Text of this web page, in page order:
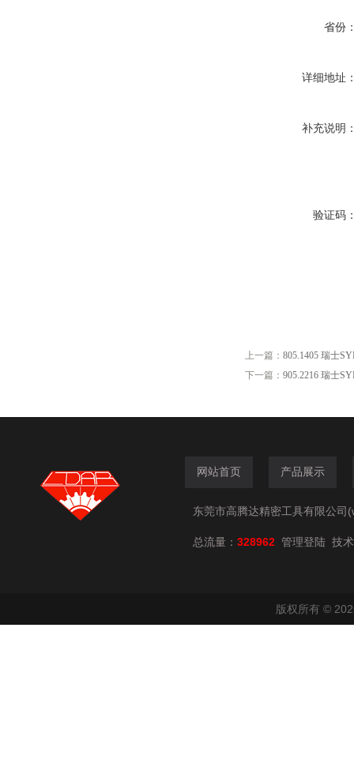
省份
详细地址
补充说明
验证码
上一篇： 805.1405 瑞士
下一篇： 905.2216 瑞士
网站首页 产品展示
东莞市高腾达精密工具有限公司
总流量： 328962 管理登陆 技
版权所有 ©